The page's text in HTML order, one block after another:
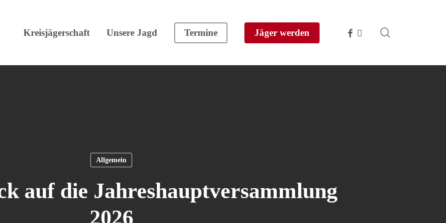
Kreisjägerschaft Unsere Jagd Termine Jäger werden facebook
instagram
Allgemein
auf die Jahreshauptversammlung
2026